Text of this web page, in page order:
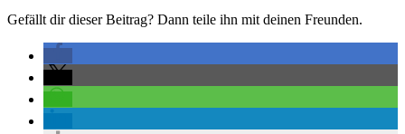
Gefällt dir dieser Beitrag? Dann teile ihn mit deinen Freunden.